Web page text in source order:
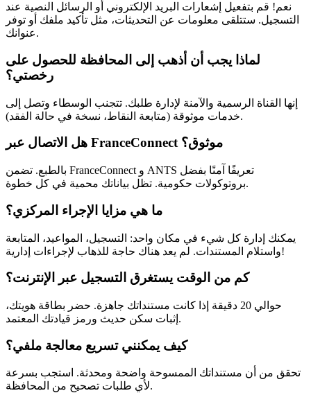
نعم! قم بتفعيل إشعارات البريد الإلكتروني أو الرسائل النصية عند
التسجيل. ستتلقى معلومات عن التحديثات، مثل تأكيد ملفك أو توفر
عنوانك.
لماذا يجب أن أذهب إلى المحافظة للحصول على
رخصتي؟
إنها القناة الرسمية والآمنة لإدارة طلبك. تتجنب الوسطاء وتصل إلى
خدمات موثوقة (متابعة النقاط، نسخة في حالة الفقد).
هل الاتصال عبر FranceConnect موثوق؟
بالطبع. تضمن FranceConnect و ANTS تعريفًا آمنًا بفضل
بروتوكولات حكومية. تظل بياناتك محمية في كل خطوة.
ما هي مزايا الإجراء المركزي؟
يمكنك إدارة كل شيء في مكان واحد: التسجيل، المواعيد، المتابعة
واستلام المستندات. لم يعد هناك حاجة للذهاب لإجراءات إدارية!
كم من الوقت يستغرق التسجيل عبر الإنترنت؟
حوالي 20 دقيقة إذا كانت مستنداتك جاهزة. حضر بطاقة هويتك،
إثبات سكن حديث ورمز قيادتك المعتمد.
كيف يمكنني تسريع معالجة ملفي؟
تحقق من أن مستنداتك الممسوحة واضحة ومحدثة. استجب بسرعة
لأي طلبات تصحيح من المحافظة.